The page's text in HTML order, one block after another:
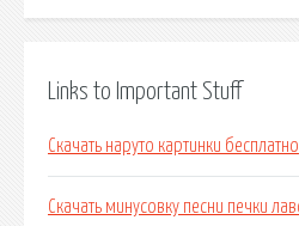
Links to Important Stuff
Скачать наруто картинки бесплатно
Скачать минусовку песни печки